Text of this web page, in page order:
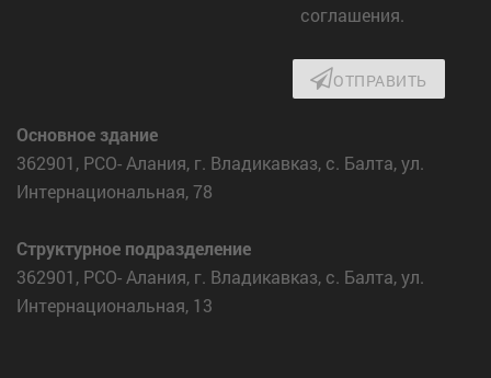
соглашения.
ОТПРАВИТЬ
Основное здание
362901, РСО- Алания, г. Владикавказ, с. Балта, ул.
Интернациональная, 78
Структурное подразделение
362901, РСО- Алания, г. Владикавказ, с. Балта, ул.
Интернациональная, 13